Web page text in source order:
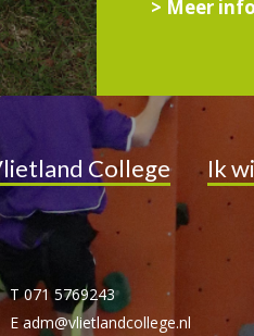
> Meer
College Ik
T 071 5769243
E adm@vlietlandcollege.nl